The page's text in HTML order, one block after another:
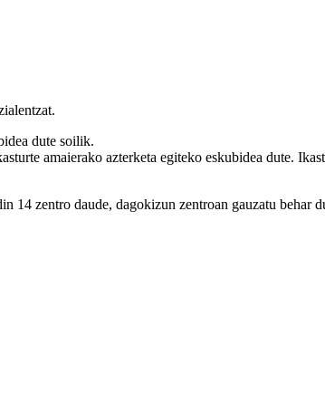
dute soilik.
amaierako azterketa egiteko eskubidea dute.
14 zentro daude, dagokizun zentroan gauzatu behar